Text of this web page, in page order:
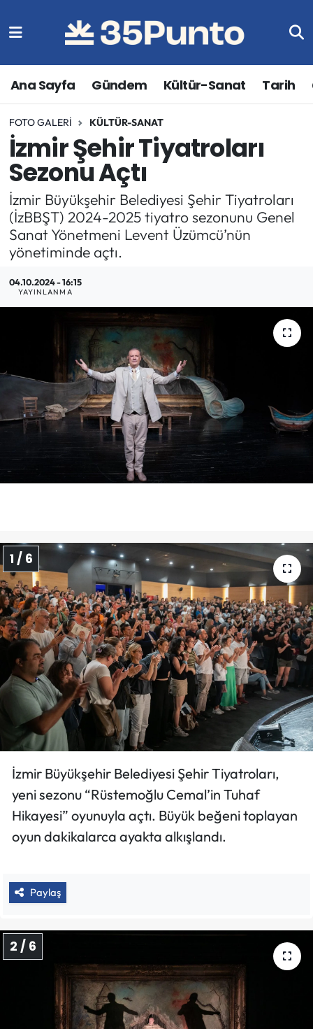
Ana Sayfa Gündem Kültür-Sanat Tarih
FOTO GALERI KÜLTÜR-SANAT
İzmir Şehir Tiyatroları
Sezonu Açtı
İzmir Büyükşehir Belediyesi Şehir Tiyatroları
(İzBBŞT) 2024-2025 tiyatro sezonunu Genel
Sanat Yönetmeni Levent Üzümcü’nün
yönetiminde açtı.
04.10.2024 - 16:15
YAYINLANMA
1 / 6
İzmir Büyükşehir Belediyesi Şehir Tiyatroları,
yeni sezonu “Rüstemoğlu Cemal’in Tuhaf
Hikayesi” oyunuyla açtı. Büyük beğeni toplayan
oyun dakikalarca ayakta alkışlandı.
Paylaş
2 / 6